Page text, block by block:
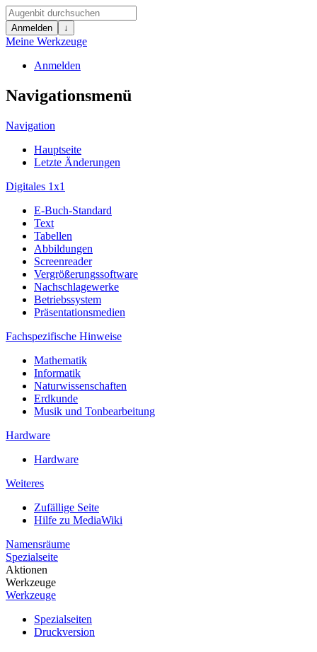
Anmelden ↓
Meine Werkzeuge
Anmelden
Navigationsmenü
Navigation
Hauptseite
Letzte Änderungen
Digitales 1x1
E-Buch-Standard
Text
Tabellen
Abbildungen
Screenreader
Vergrößerungssoftware
Nachschlagewerke
Betriebssystem
Präsentationsmedien
Fachspezifische Hinweise
Mathematik
Informatik
Naturwissenschaften
Erdkunde
Musik und Tonbearbeitung
Hardware
Hardware
Weiteres
Zufällige Seite
Hilfe zu MediaWiki
Namensräume
Spezialseite
Aktionen
Werkzeuge
Werkzeuge
Spezialseiten
Druckversion